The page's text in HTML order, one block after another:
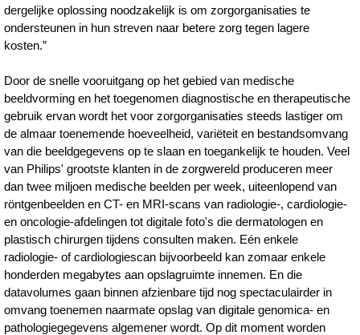
dergelijke oplossing noodzakelijk is om zorgorganisaties te
ondersteunen in hun streven naar betere zorg tegen lagere
kosten.”
Door de snelle vooruitgang op het gebied van medische
beeldvorming en het toegenomen diagnostische en therapeutische
gebruik ervan wordt het voor zorgorganisaties steeds lastiger om
de almaar toenemende hoeveelheid, variëteit en bestandsomvang
van die beeldgegevens op te slaan en toegankelijk te houden. Veel
van Philips' grootste klanten in de zorgwereld produceren meer
dan twee miljoen medische beelden per week, uiteenlopend van
röntgenbeelden en CT- en MRI-scans van radiologie-, cardiologie-
en oncologie-afdelingen tot digitale foto's die dermatologen en
plastisch chirurgen tijdens consulten maken. Eén enkele
radiologie- of cardiologiescan bijvoorbeeld kan zomaar enkele
honderden megabytes aan opslagruimte innemen. En die
datavolumes gaan binnen afzienbare tijd nog spectaculairder in
omvang toenemen naarmate opslag van digitale genomica- en
pathologiegegevens algemener wordt. Op dit moment worden